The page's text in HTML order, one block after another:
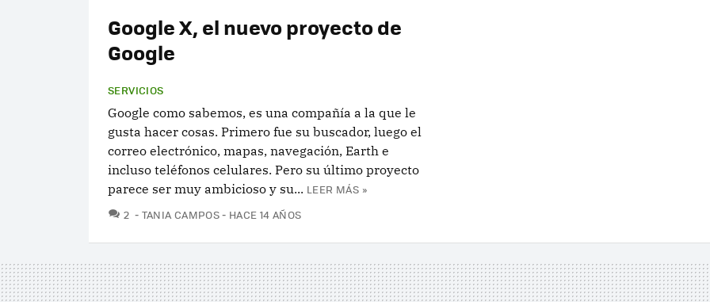
Google X, el nuevo proyecto de
Google
SERVICIOS
Google como sabemos, es una compañía a la que le
gusta hacer cosas. Primero fue su buscador, luego el
correo electrónico, mapas, navegación, Earth e
incluso teléfonos celulares. Pero su último proyecto
parece ser muy ambicioso y su... LEER MÁS »
2 COMENTARIOS
TANIA CAMPOS HACE 14 AÑOS